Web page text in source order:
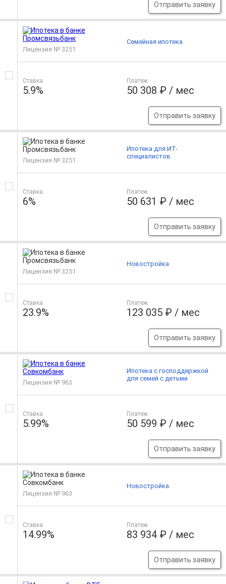
Отправить заявку
Лицензия № 3251
Ставка
5.9%
Платеж
50 308 ₽ / мес
Отправить заявку
Семейная ипотека
Лицензия № 3251
Ставка
6%
Платеж
50 631 ₽ / мес
Отправить заявку
Ипотека для ИТ-
специалистов
Лицензия № 3251
Ставка
23.9%
Платеж
123 035 ₽ / мес
Отправить заявку
Новостройка
Лицензия № 963
Ставка
5.99%
Платеж
50 599 ₽ / мес
Отправить заявку
Ипотека с господдержкой
для семей с детьми
Лицензия № 963
Ставка
14.99%
Платеж
83 934 ₽ / мес
Отправить заявку
Новостройка